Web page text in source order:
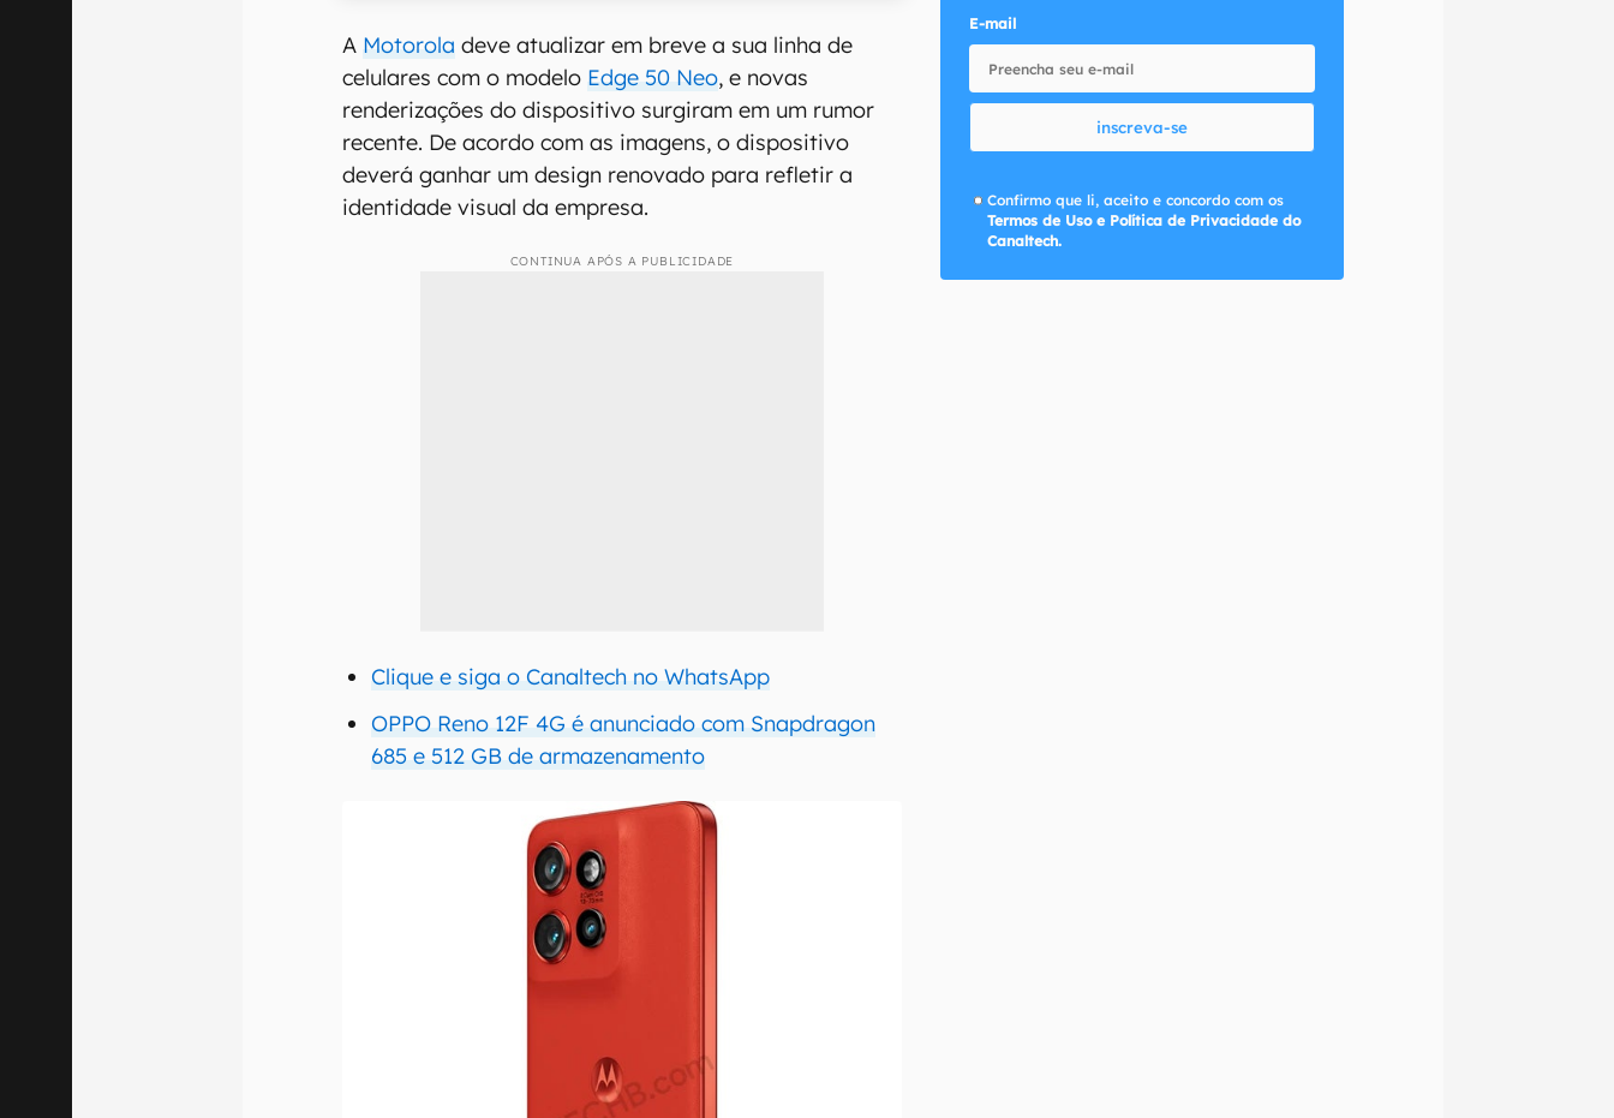
A Motorola deve atualizar em breve a sua linha de
celulares com o modelo Edge 50 Neo, e novas
renderizações do dispositivo surgiram em um rumor
recente. De acordo com as imagens, o dispositivo
deverá ganhar um design renovado para refletir a
identidade visual da empresa.
CONTINUA APÓS A PUBLICIDADE
Clique e siga o Canaltech no WhatsApp
OPPO Reno 12F 4G é anunciado com Snapdragon
685 e 512 GB de armazenamento
E-mail
inscreva-se
Confirmo que li, aceito e concordo com os
Termos de Uso e Política de Privacidade do
Canaltech.